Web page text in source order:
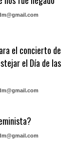
el concierto de
el Día de las